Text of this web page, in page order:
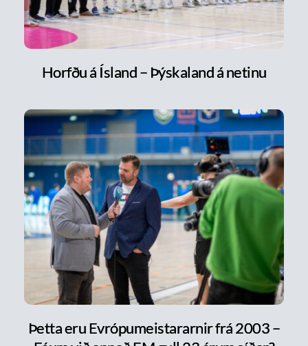
Horfðu á Ísland – Þýskaland á netinu
Þetta eru Evrópumeistararnir frá 2003 –